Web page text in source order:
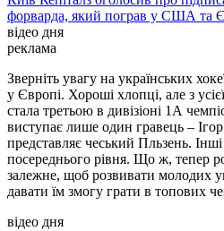
форварда, який пограв у США та
відео дня
реклама
Зверніть увагу на українських
у Європі. Хороші хлопці, але з
стала третьою в дивізіоні 1А
виступає лише один гравець –
представляє чеський Пльзень.
посереднього рівня. Що ж, тепер
залежне, щоб розвивати молодих
давати їм змогу грати в топових
відео дня